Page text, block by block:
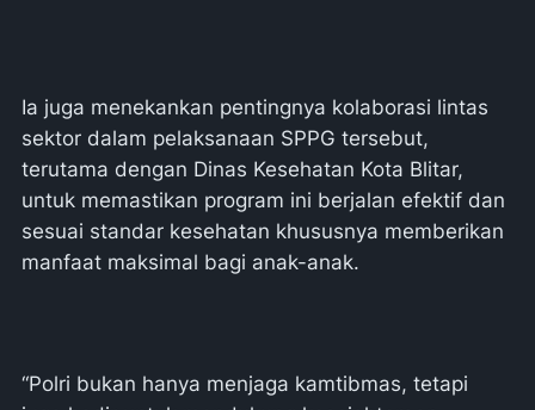
Ia juga menekankan pentingnya kolaborasi lintas
sektor dalam pelaksanaan SPPG tersebut,
terutama dengan Dinas Kesehatan Kota Blitar,
untuk memastikan program ini berjalan efektif dan
sesuai standar kesehatan khususnya memberikan
manfaat maksimal bagi anak-anak.
“Polri bukan hanya menjaga kamtibmas, tetapi